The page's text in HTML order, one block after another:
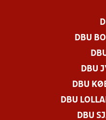
DBU
DBU
DBU
DBU
DBU